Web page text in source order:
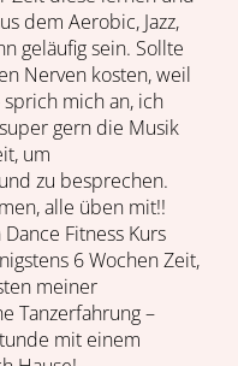
dem Aerobic, Jazz,
geläufig sein. Sollte
Nerven kosten, weil
mich an, ich
gern die Musik
um
zu besprechen.
alle üben mit!!
Fitness Kurs
6 Wochen Zeit,
meiner
Tanzerfahrung –
mit einem